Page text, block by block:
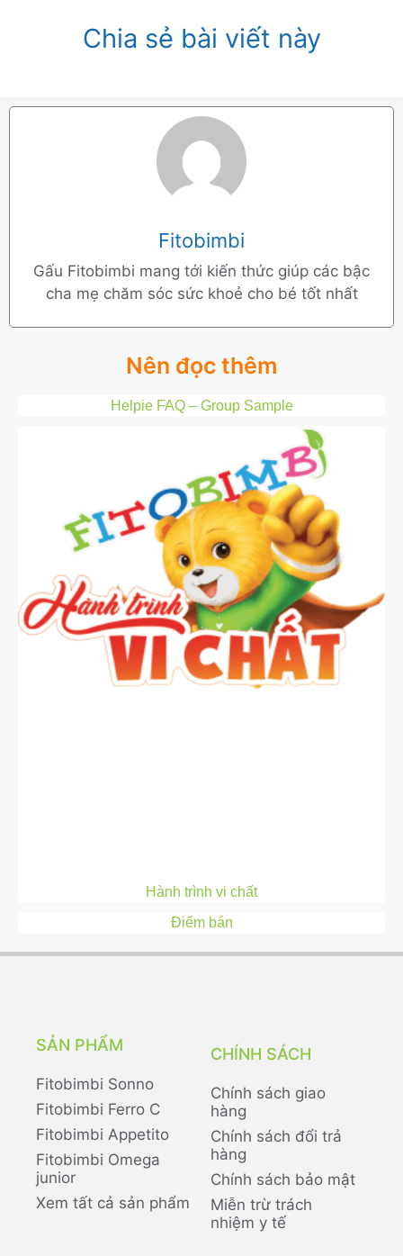
Chia sẻ bài viết này
Fitobimbi
Gấu Fitobimbi mang tới kiến thức giúp các bậc
cha mẹ chăm sóc sức khoẻ cho bé tốt nhất
Nên đọc thêm
Helpie FAQ – Group Sample
Hành trình vi chất
Điểm bán
SẢN PHẨM
Fitobimbi Sonno
Fitobimbi Ferro C
Fitobimbi Appetito
Fitobimbi Omega
junior
Xem tất cả sản phẩm
CHÍNH SÁCH
Chính sách giao
hàng
Chính sách đổi trả
hàng
Chính sách bảo mật
Miễn trừ trách
nhiệm y tế